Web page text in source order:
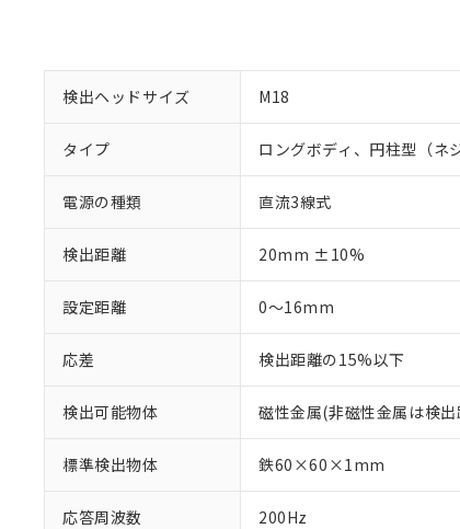
検出ヘッドサイズ M18
タイプ ロングボディ、円柱型（ネ
電源の種類 直流3線式
検出距離 20mm ±10%
設定距離 0～16mm
応差 検出距離の15%以下
検出可能物体 磁性金属(非磁性金属は検
標準検出物体 鉄60×60×1mm
応答周波数 200Hz